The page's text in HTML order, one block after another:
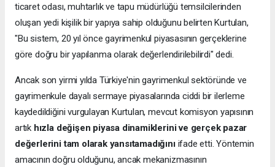
ticaret odası, muhtarlık ve tapu müdürlüğü temsilcilerinden
oluşan yedi kişilik bir yapıya sahip olduğunu belirten Kurtulan,
"Bu sistem, 20 yıl önce gayrimenkul piyasasının gerçeklerine
göre doğru bir yapılanma olarak değerlendirilebilirdi" dedi.
Ancak son yirmi yılda Türkiye'nin gayrimenkul sektöründe ve
gayrimenkule dayalı sermaye piyasalarında ciddi bir ilerleme
kaydedildiğini vurgulayan Kurtulan, mevcut komisyon yapısının
artık hızla değişen piyasa dinamiklerini ve gerçek pazar
değerlerini tam olarak yansıtamadığınıifade etti. Yöntemin
amacının doğru olduğunu, ancak mekanizmasının